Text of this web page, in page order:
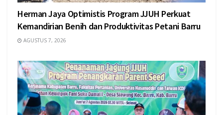
Herman Jaya Optimistis Program JJUH Perkuat
Kemandirian Benih dan Produktivitas Petani Barru
AGUSTUS 7, 2026